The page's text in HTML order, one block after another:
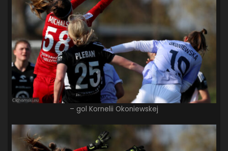
– gol Kornelii Okoniewskej